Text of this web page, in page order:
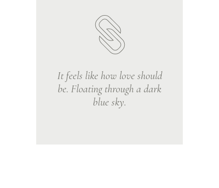
It feels like how love should
be. Floating through a dark
blue sky.